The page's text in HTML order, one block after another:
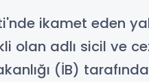
ikamet eden
adlı sicil ve
(İB)